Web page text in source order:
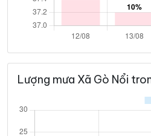
Lượng mưa Xã Gò Nổi